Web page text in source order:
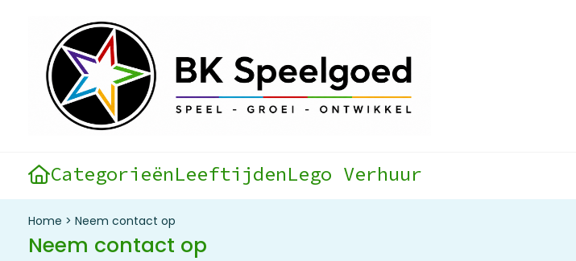
CategorieënLeeftijdenLego Verhuur
Home > Neem contact op
Neem contact op